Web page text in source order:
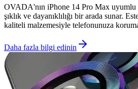
OVADA'nın iPhone 14 Pro Max uyumlu
şıklık ve dayanıklılığı bir arada sunar.
kaliteli malzemesiyle telefonunuza
Daha fazla bilgi edinin